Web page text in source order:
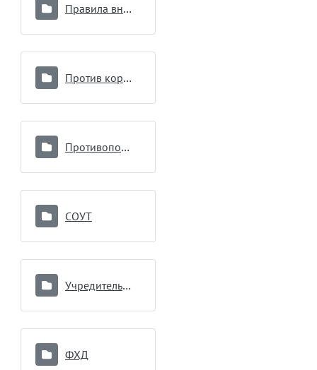
Правила внутреннего распорядка для потребителей услуг
Против коррупции
Противопоказания к донорству
СОУТ
Учредительные документы
ФХД